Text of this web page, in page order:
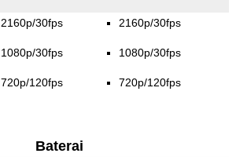
2160p/30fps
1080p/30fps
720p/120fps
2160p/30fps
1080p/30fps
720p/120fps
Baterai